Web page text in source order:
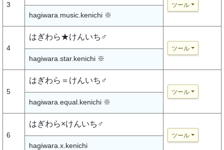
3 ツール
hagiwara.music.kenichi ※
4
はぎわら★けんいち♂
ツール
hagiwara.star.kenichi ※
5
はぎわら＝けんいち♂
ツール
hagiwara.equal.kenichi ※
6
はぎわら×けんいち♂
ツール
hagiwara.x.kenichi